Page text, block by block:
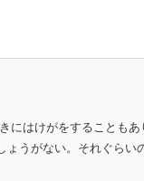
にはけがをすることもあ
ょうがない。それぐらい